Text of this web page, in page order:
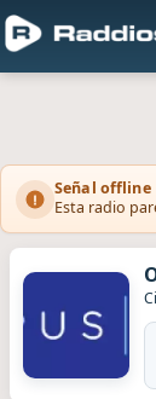
Señal offline
Esta radio